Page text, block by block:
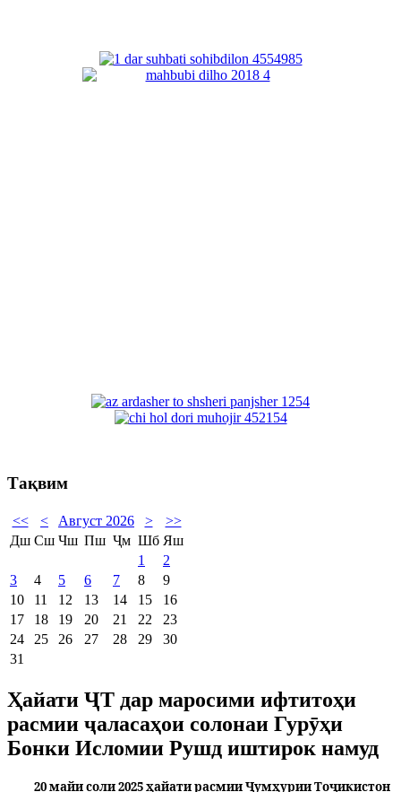
Тақвим
<< < Август 2026 >
>>
Дш Сш Чш Пш Ҷм Шб Яш
1
2
3
4 5 6 7 8
9
10
11 12 13 14 15
16
17
18 19 20 21 22
23
24
25 26 27 28 29
30
31
Ҳайати ҶТ дар маросими ифтитоҳи
расмии ҷаласаҳои солонаи Гурӯҳи
Бонки Исломии Рушд иштирок намуд
20 майи соли 2025 ҳайати расмии Ҷумҳурии Тоҷикистон